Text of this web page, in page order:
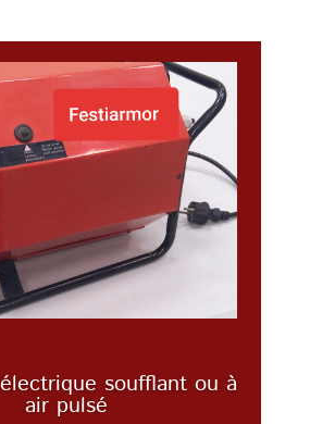
soufflant ou à
air pulsé